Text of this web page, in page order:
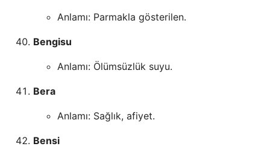
Anlamı: Parmakla gösterilen.
Bengisu
Anlamı: Ölümsüzlük suyu.
Bera
Anlamı: Sağlık, afiyet.
Bensi